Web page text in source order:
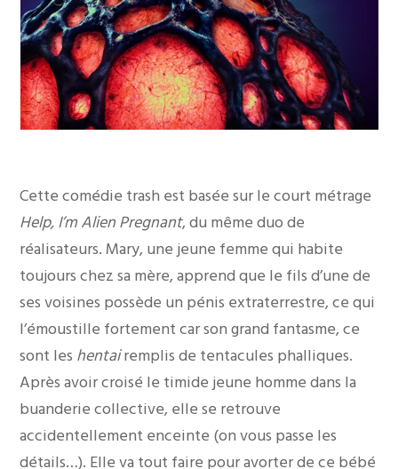
Cette comédie trash est basée sur le court métrage
Help, I’m Alien Pregnant, du même duo de
réalisateurs. Mary, une jeune femme qui habite
toujours chez sa mère, apprend que le fils d’une de
ses voisines possède un pénis extraterrestre, ce qui
l’émoustille fortement car son grand fantasme, ce
sont les hentairemplis de tentacules phalliques.
Après avoir croisé le timide jeune homme dans la
buanderie collective, elle se retrouve
accidentellement enceinte (on vous passe les
détails…). Elle va tout faire pour avorter de ce bébé